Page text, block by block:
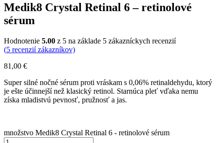
Medik8 Crystal Retinal 6 – retinolové
sérum
Hodnotenie 5.00 z 5 na základe 5 zákazníckych recenzií
(5 recenzií zákazníkov)
81,00 €
Super silné nočné sérum proti vráskam s 0,06% retinaldehydu, ktorý
je ešte účinnejší než klasický retinol. Starnúca pleť vďaka nemu
získa mladistvú pevnosť, pružnosť a jas.
množstvo Medik8 Crystal Retinal 6 - retinolové sérum